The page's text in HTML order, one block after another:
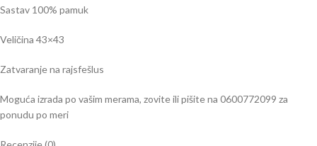
Sastav 100% pamuk
Veličina 43×43
Zatvaranje na rajsfešlus
Moguća izrada po vašim merama, zovite ili pišite na 0600772099 za
ponudu po meri